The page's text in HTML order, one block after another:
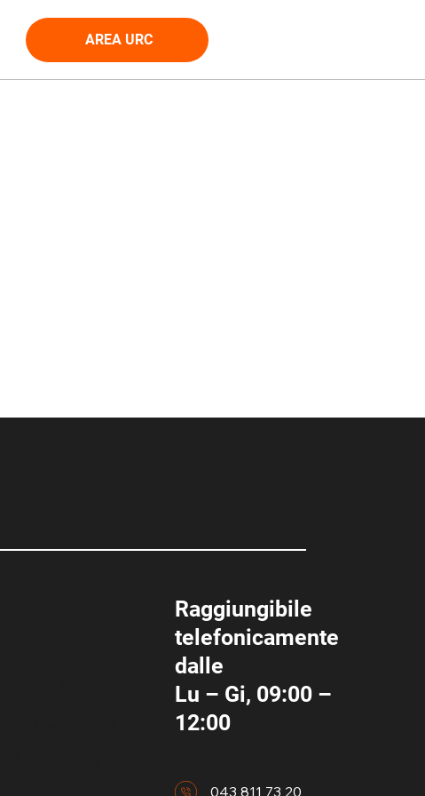
AREA URC
Raggiungibile
telefonicamente
dalle
Lu – Gi, 09:00 –
12:00
043 811 73 20